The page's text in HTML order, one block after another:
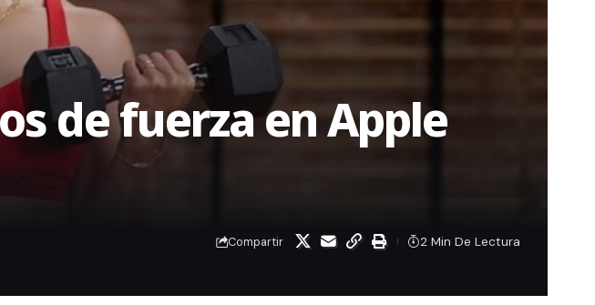
de fuerza en Apple
Compartir 2 Min De Lectura